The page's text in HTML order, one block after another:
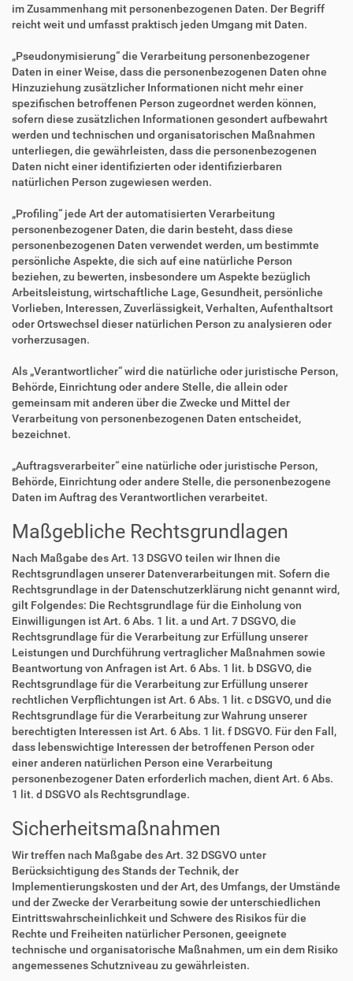
im Zusammenhang mit personenbezogenen Daten. Der Begriff
reicht weit und umfasst praktisch jeden Umgang mit Daten.
„Pseudonymisierung“ die Verarbeitung personenbezogener
Daten in einer Weise, dass die personenbezogenen Daten ohne
Hinzuziehung zusätzlicher Informationen nicht mehr einer
spezifischen betroffenen Person zugeordnet werden können,
sofern diese zusätzlichen Informationen gesondert aufbewahrt
werden und technischen und organisatorischen Maßnahmen
unterliegen, die gewährleisten, dass die personenbezogenen
Daten nicht einer identifizierten oder identifizierbaren
natürlichen Person zugewiesen werden.
„Profiling“ jede Art der automatisierten Verarbeitung
personenbezogener Daten, die darin besteht, dass diese
personenbezogenen Daten verwendet werden, um bestimmte
persönliche Aspekte, die sich auf eine natürliche Person
beziehen, zu bewerten, insbesondere um Aspekte bezüglich
Arbeitsleistung, wirtschaftliche Lage, Gesundheit, persönliche
Vorlieben, Interessen, Zuverlässigkeit, Verhalten, Aufenthaltsort
oder Ortswechsel dieser natürlichen Person zu analysieren oder
vorherzusagen.
Als „Verantwortlicher“ wird die natürliche oder juristische Person,
Behörde, Einrichtung oder andere Stelle, die allein oder
gemeinsam mit anderen über die Zwecke und Mittel der
Verarbeitung von personenbezogenen Daten entscheidet,
bezeichnet.
„Auftragsverarbeiter“ eine natürliche oder juristische Person,
Behörde, Einrichtung oder andere Stelle, die personenbezogene
Daten im Auftrag des Verantwortlichen verarbeitet.
Maßgebliche Rechtsgrundlagen
Nach Maßgabe des Art. 13 DSGVO teilen wir Ihnen die
Rechtsgrundlagen unserer Datenverarbeitungen mit. Sofern die
Rechtsgrundlage in der Datenschutzerklärung nicht genannt wird,
gilt Folgendes: Die Rechtsgrundlage für die Einholung von
Einwilligungen ist Art. 6 Abs. 1 lit. a und Art. 7 DSGVO, die
Rechtsgrundlage für die Verarbeitung zur Erfüllung unserer
Leistungen und Durchführung vertraglicher Maßnahmen sowie
Beantwortung von Anfragen ist Art. 6 Abs. 1 lit. b DSGVO, die
Rechtsgrundlage für die Verarbeitung zur Erfüllung unserer
rechtlichen Verpflichtungen ist Art. 6 Abs. 1 lit. c DSGVO, und die
Rechtsgrundlage für die Verarbeitung zur Wahrung unserer
berechtigten Interessen ist Art. 6 Abs. 1 lit. f DSGVO. Für den Fall,
dass lebenswichtige Interessen der betroffenen Person oder
einer anderen natürlichen Person eine Verarbeitung
personenbezogener Daten erforderlich machen, dient Art. 6 Abs.
1 lit. d DSGVO als Rechtsgrundlage.
Sicherheitsmaßnahmen
Wir treffen nach Maßgabe des Art. 32 DSGVO unter
Berücksichtigung des Stands der Technik, der
Implementierungskosten und der Art, des Umfangs, der Umstände
und der Zwecke der Verarbeitung sowie der unterschiedlichen
Eintrittswahrscheinlichkeit und Schwere des Risikos für die
Rechte und Freiheiten natürlicher Personen, geeignete
technische und organisatorische Maßnahmen, um ein dem Risiko
angemessenes Schutzniveau zu gewährleisten.